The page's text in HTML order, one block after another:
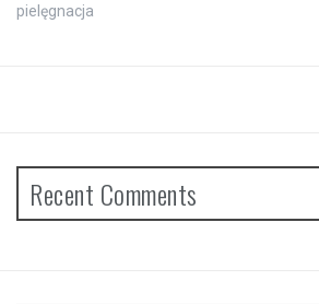
pielęgnacja
Recent Comments